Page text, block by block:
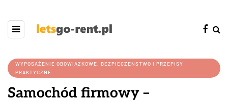
WYPOSAŻENIE OBOWIĄZKOWE, BEZPIECZEŃSTWO I PRZEPISY
PRAKTYCZNE
Samochód firmowy –